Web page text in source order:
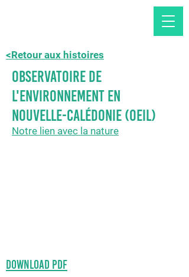
DOWNLOAD PDF
Observatoire de
l'environnement en
Nouvelle-Calédonie (OEIL)
<Retour aux histoires
Notre lien avec la nature